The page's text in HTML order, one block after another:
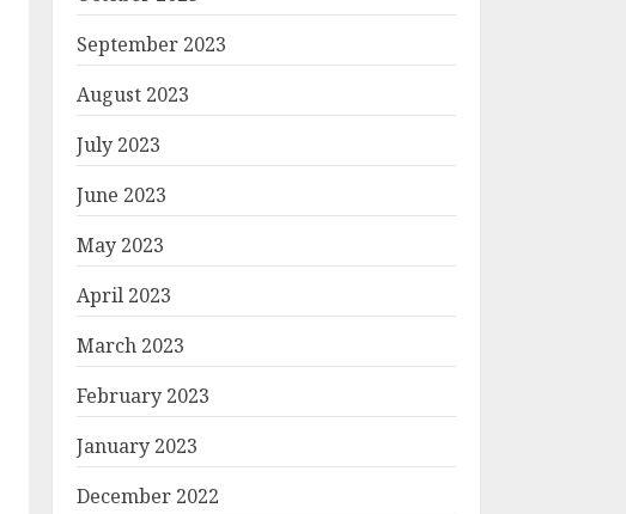
September 2023
August 2023
July 2023
June 2023
May 2023
April 2023
March 2023
February 2023
January 2023
December 2022